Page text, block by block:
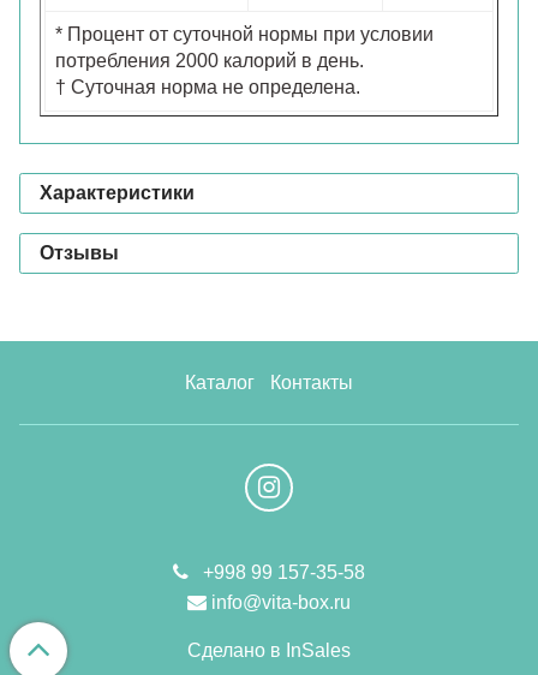
* Процент от суточной нормы при условии
потребления 2000 калорий в день.
† Суточная норма не определена.
Характеристики
Отзывы
Каталог Контакты
+998 99 157-35-58
info@vita-box.ru
Сделано в InSales